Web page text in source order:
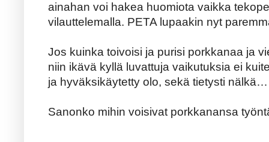
ainahan voi hakea huomiota vaikka
vilauttelemalla. PETA lupaakin nyt
Jos kuinka toivoisi ja purisi porkkanaa ja
niin ikävä kyllä luvattuja vaikutuksia ei
ja hyväksikäytetty olo, sekä tietysti nälkä…
Sanonko mihin voisivat porkkanansa